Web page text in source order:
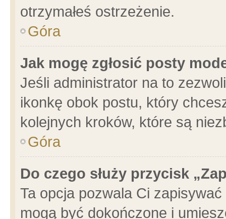
otrzymałeś ostrzeżenie.
Góra
Jak mogę zgłosić posty
Jeśli administrator na to
ikonkę obok postu, który
kolejnych kroków, które są
Góra
Do czego służy przycisk
Ta opcja pozwala Ci
mogą być dokończone i